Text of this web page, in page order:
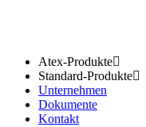
Atex-Produkte
Standard-Produkte
Unternehmen
Dokumente
Kontakt